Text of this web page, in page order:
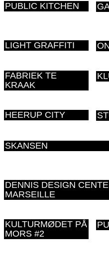
PUBLIC KITCHEN
LIGHT GRAFFITI
FABRIEK TE
KRAAK
HEERUP CITY
SKANSEN
DENNIS DESIGN
MARSEILLE
KULTURMØDET PÅ
MORS #2